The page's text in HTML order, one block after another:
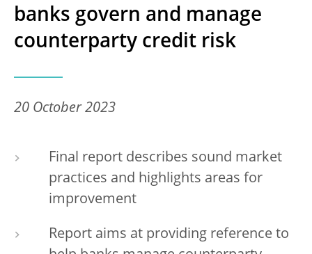
banks govern and manage
counterparty credit risk
20 October 2023
Final report describes sound market
practices and highlights areas for
improvement
Report aims at providing reference to